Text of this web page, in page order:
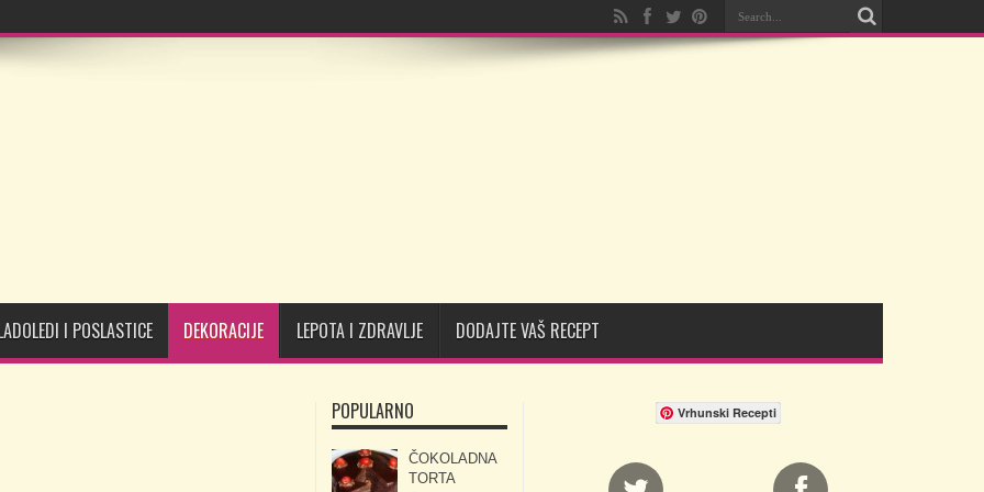
I POSLASTICE DEKORACIJE LEPOTA I ZDRAVLJE DODAJTE VAŠ RECEPT
POPULARNO
ČOKOLADNA
TORTA
Vrhunski Recepti